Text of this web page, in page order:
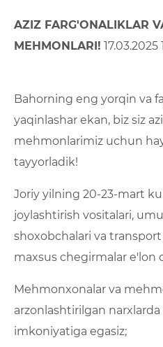
AZIZ FARG'ONALIKLAR
MEHMONLARI! 17.03.2025
Bahorning eng yorqin va
yaqinlashar ekan, biz siz
mehmonlarimiz uchun
tayyorladik!
Joriy yilning 20-23-mart
joylashtirish vositalari,
shoxobchalari va
maxsus chegirmalar e'lon
Mehmonxonalar va
arzonlashtirilgan
imkoniyatiga egasiz;